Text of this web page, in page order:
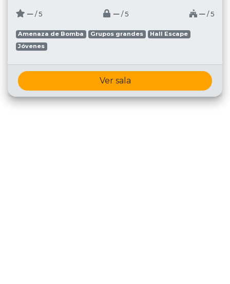
─ / 5 ─ / 5 ─ / 5
Amenaza de Bomba Grupos grandes
Hall Escape
Jóvenes
Ver sala